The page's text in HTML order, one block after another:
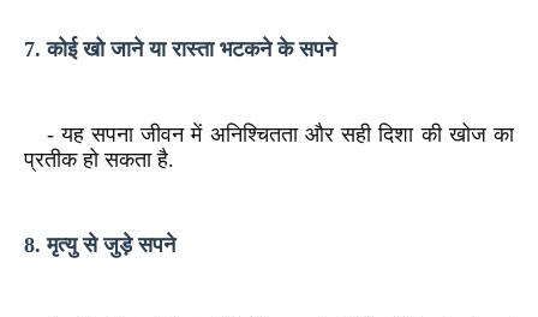
7. कोई खो जाने या रास्ता भटकने के सपने
- यह सपना जीवन में अनिश्चितता और सही दिशा की खोज का
प्रतीक हो सकता है.
8. मृत्यु से जुड़े सपने